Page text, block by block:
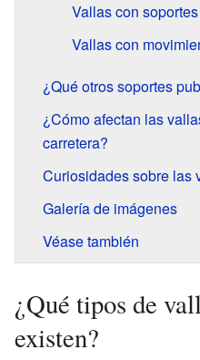
Vallas con
Vallas con
¿Qué otros soportes
¿Cómo afectan las
carretera?
Curiosidades sobre las
Galería de imágenes
Véase también
¿Qué tipos de
existen?